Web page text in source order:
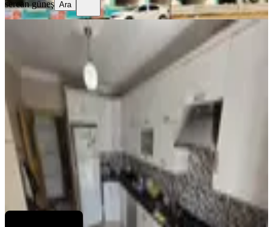
sercan güneş Ara
Acilll! Sahibinden Ara Katta
Asansörlü Geniş Full Yapılı 3+1
Merkez, Yedi Ocak Mahallesi
3+1·135 m²· 21.07.2026
2.750.000 ₺
Çakır Gayrimenkul Hüseyin Çakır